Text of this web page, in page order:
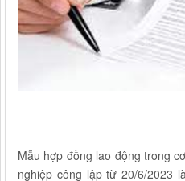
Mẫu hợp đồng lao động trong
nghiệp công lập từ 20/6/2023